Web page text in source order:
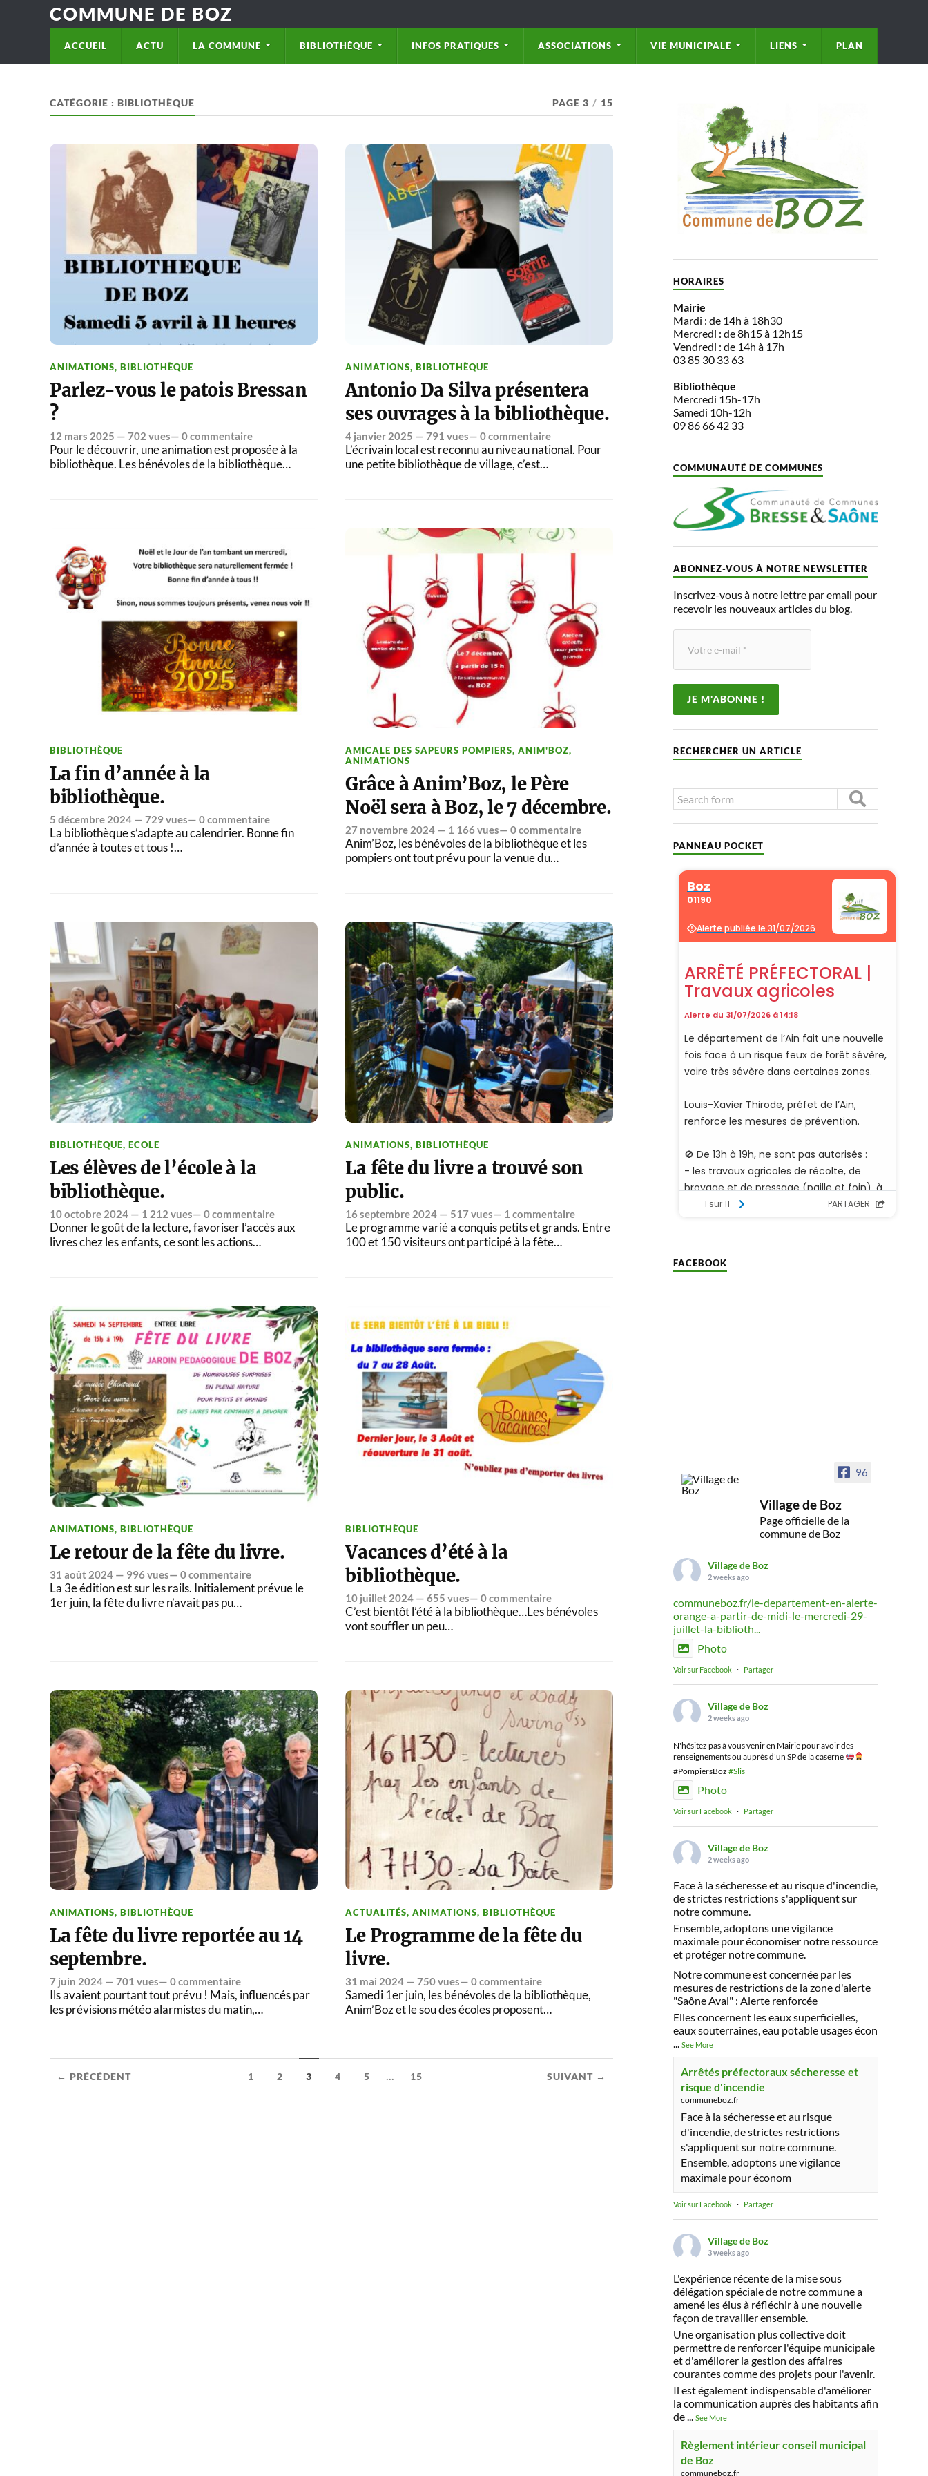
COMMUNE DE BOZ
ACCUEIL ACTU LA COMMUNE BIBLIOTHÈQUE INFOS PRATIQUES ASSOCIATIONS VIE MUNICIPALE LIENS PLAN
CATÉGORIE : BIBLIOTHÈQUE PAGE 3 / 15
ANIMATIONS, BIBLIOTHÈQUE
Parlez-vous le patois Bressan
?
12 mars 2025 — 702 vues— 0 commentaire
Pour le découvrir, une animation est proposée à la
bibliothèque. Les bénévoles de la bibliothèque…
ANIMATIONS,BIBLIOTHÈQUE
Antonio Da Silva présentera
ses ouvrages à la bibliothèque.
4 janvier 2025 — 791 vues—0 commentaire
L’écrivain local est reconnu au niveau national. Pour
une petite bibliothèque de village, c’est…
BIBLIOTHÈQUE
La fin d’année à la
bibliothèque.
5 décembre 2024 — 729 vues— 0 commentaire
La bibliothèque s’adapte au calendrier. Bonne fin
d’année à toutes et tous !…
AMICALE DES SAPEURS POMPIERS,ANIM'BOZ,
ANIMATIONS
Grâce à Anim’Boz, le Père
Noël sera à Boz, le 7 décembre.
27 novembre 2024 — 1 166 vues—0 commentaire
Anim’Boz, les bénévoles de la bibliothèque et les
pompiers ont tout prévu pour la venue du…
BIBLIOTHÈQUE, ECOLE
Les élèves de l’école à la
bibliothèque.
10 octobre 2024 — 1 212 vues— 0 commentaire
Donner le goût de la lecture, favoriser l’accès aux
livres chez les enfants, ce sont les actions…
ANIMATIONS,BIBLIOTHÈQUE
La fête du livre a trouvé son
public.
16 septembre 2024 — 517 vues— 1 commentaire
Le programme varié a conquis petits et grands. Entre
100 et 150 visiteurs ont participé à la fête…
ANIMATIONS, BIBLIOTHÈQUE
Le retour de la fête du livre.
31 août 2024 — 996 vues— 0 commentaire
La 3e édition est sur les rails. Initialement prévue le
1er juin, la fête du livre n’avait pas pu…
BIBLIOTHÈQUE
Vacances d’été à la
bibliothèque.
10 juillet 2024 — 655 vues—0 commentaire
C’est bientôt l’été à la bibliothèque…Les bénévoles
vont souffler un peu…
ANIMATIONS, BIBLIOTHÈQUE
La fête du livre reportée au 14
septembre.
7 juin 2024 — 701 vues— 0 commentaire
Ils avaient pourtant tout prévu ! Mais, influencés par
les prévisions météo alarmistes du matin,…
ACTUALITÉS,ANIMATIONS,BIBLIOTHÈQUE
Le Programme de la fête du
livre.
31 mai 2024 — 750 vues—0 commentaire
Samedi 1er juin, les bénévoles de la bibliothèque,
Anim’Boz et le sou des écoles proposent…
← PRÉCÉDENT 1 2 3 4 5 ... 15 SUIVANT →
HORAIRES
Mairie
Mardi : de 14h à 18h30
Mercredi : de 8h15 à 12h15
Vendredi : de 14h à 17h
03 85 30 33 63
Bibliothèque
Mercredi 15h-17h
Samedi 10h-12h
09 86 66 42 33
COMMUNAUTÉ DE COMMUNES
ABONNEZ-VOUS À NOTRE NEWSLETTER
Inscrivez-vous à notre lettre par email pour
recevoir les nouveaux articles du blog.
RECHERCHER UN ARTICLE
PANNEAU POCKET
FACEBOOK
96
Village de Boz
Page officielle de la
commune de Boz
Village de Boz
2 weeks ago
communeboz.fr/le-departement-en-alerte-
orange-a-partir-de-midi-le-mercredi-29-
juillet-la-biblioth...
Photo
Voir sur Facebook · Partager
Village de Boz
2 weeks ago
N'hésitez pas à vous venir en Mairie pour avoir des
renseignements ou auprès d'un SP de la caserne
#PompiersBoz #Slis
Photo
Voir sur Facebook · Partager
Village de Boz
2 weeks ago
Face à la sécheresse et au risque d'incendie,
de strictes restrictions s'appliquent sur
notre commune.
Ensemble, adoptons une vigilance
maximale pour économiser notre ressource
et protéger notre commune.
Notre commune est concernée par les
mesures de restrictions de la zone d'alerte
"Saône Aval" : Alerte renforcée
Elles concernent les eaux superficielles,
eaux souterraines, eau potable usages écon
... See More
Arrêtés préfectoraux sécheresse et
risque d'incendie
communeboz.fr
Face à la sécheresse et au risque
d'incendie, de strictes restrictions
s'appliquent sur notre commune.
Ensemble, adoptons une vigilance
maximale pour économ
Voir sur Facebook · Partager
Village de Boz
3 weeks ago
L'expérience récente de la mise sous
délégation spéciale de notre commune a
amené les élus à réfléchir à une nouvelle
façon de travailler ensemble.
Une organisation plus collective doit
permettre de renforcer l'équipe municipale
et d'améliorer la gestion des affaires
courantes comme des projets pour l'avenir.
Il est également indispensable d'améliorer
la communication auprès des habitants afin
de... See More
Règlement intérieur conseil municipal
de Boz
communeboz.fr